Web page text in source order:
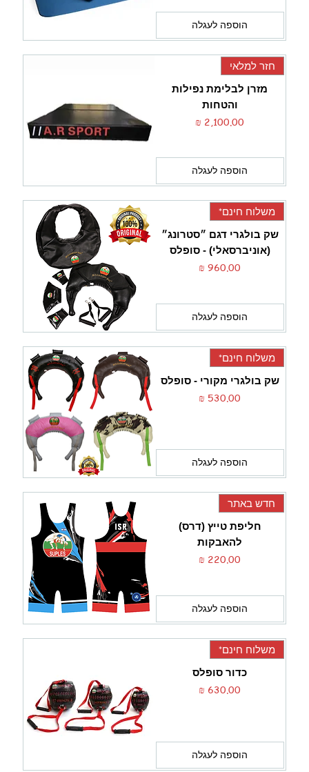
הוספה לעגלה
חזר למלאי
מזרן לבלימת נפילות
והטחות
מחיר
הוספה לעגלה
משלוח חינם*
שק בולגרי דגם ״סטרונג״
(אוניברסאלי) - סופלס
מחיר
הוספה לעגלה
משלוח חינם*
שק בולגרי מקורי - סופלס
מחיר
הוספה לעגלה
חדש באתר
חליפת טייץ (דרס)
להאבקות
מחיר
הוספה לעגלה
משלוח חינם*
כדור סופלס
מחיר
הוספה לעגלה